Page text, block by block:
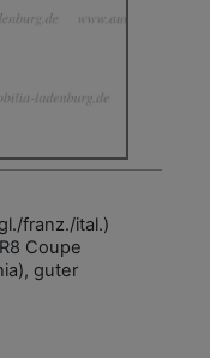
franz./ital.)
Coupe
guter